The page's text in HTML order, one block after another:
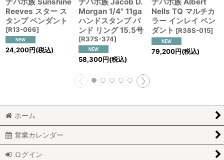
Reeves スター ス
タンプ ペンダント
[R13-066]
24,200円(税込)
Morgan 1/4" 11ga
ハンドスタンプ バ
ンド リング 15.5号
[R37S-374]
58,300円(税込)
Nells TQ マルチカ
ラー インレイ ペン
ダント [R38S-015]
79,200円(税込)
ホーム
営業カレンダー
ログイン